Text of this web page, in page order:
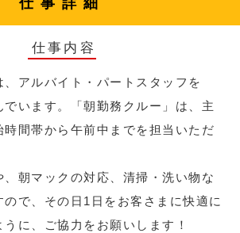
仕事内容
、アルバイト・パートスタッフを
でいます。「朝勤務クルー」は、主
時間帯から午前中までを担当いただ
朝マックの対応、清掃・洗い物な
ので、その日1日をお客さまに快適に
に、ご協力をお願いします！